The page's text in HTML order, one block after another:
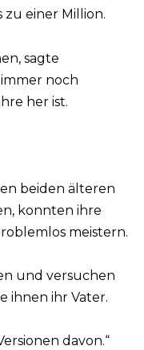
zu einer Million.
sagte
noch
her ist.
beiden älteren
konnten ihre
meistern.
und versuchen
ihnen ihr Vater.
davon.“